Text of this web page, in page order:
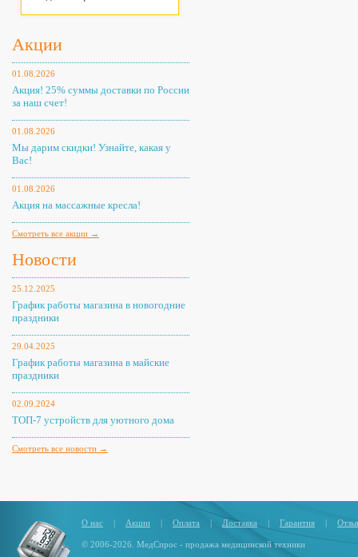
Акции
01.08.2026
Акция! 25% суммы доставки по России
за наш счет!
01.08.2026
Мы дарим скидки! Узнайте, какая у
Вас!
01.08.2026
Акция на массажные кресла!
Смотреть все акции →
Новости
25.12.2025
График работы магазина в новогодние
праздники
29.04.2025
График работы магазина в майские
праздники
02.09.2024
ТОП-7 устройств для уютного дома
Смотреть все новости →
О нас | Акции | Оплата | Доставка | Гарантия |
© 2006-2026. МедСпрос - продажа медицинской техники